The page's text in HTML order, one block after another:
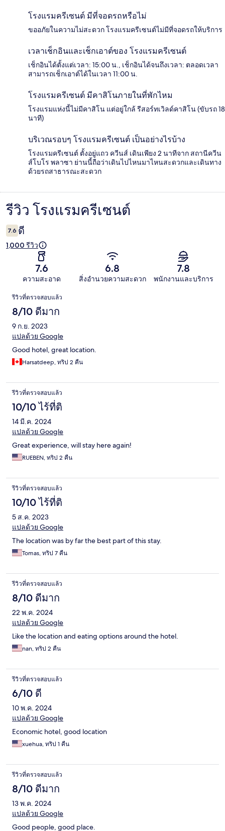
โรงแรมครีเซนต์ มีที่จอดรถหรือไม่
ขออภัยในความไม่สะดวก โรงแรมครีเซนต์ไม่มีที่จอดรถให้บริการ
เวลาเช็กอินและเช็กเอาต์ของ โรงแรมครีเซนต์
เช็กอินได้ตั้งแต่เวลา: 15:00 น., เช็กอินได้จนถึงเวลา: ตลอดเวลา
สามารถเช็กเอาต์ได้ในเวลา 11:00 น.
โรงแรมครีเซนต์ มีคาสิโนภายในที่พักไหม
โรงแรมแห่งนี้ไม่มีคาสิโน แต่อยู่ใกล้ รีสอร์ทเวิลด์คาสิโน (ขับรถ 18
นาที)
บริเวณรอบๆ โรงแรมครีเซนต์ เป็นอย่างไรบ้าง
โรงแรมครีเซนต์ ตั้งอยู่แถว ควีนส์ เดินเพียง 2 นาทีจาก สถานีควีน
ส์โบโร พลาซา ย่านนี้ถือว่าเดินไปไหนมาไหนสะดวกและเดินทาง
ด้วยรถสาธารณะสะดวก
รีวิว
รีวิว โรงแรมครีเซนต์
7.6 ดี
1,000 รีวิว
7.6
ความสะอาด
6.8
สิ่งอำนวยความสะดวก
7.8
พนักงานและบริการ
รีวิว
รีวิวที่ตรวจสอบแล้ว
8/10 ดีมาก
9 ก.ย. 2023
แปลด้วย Google
Good hotel, great location.
Harsatdeep, ทริป 2 คืน
รีวิวที่ตรวจสอบแล้ว
10/10 ไร้ที่ติ
14 มี.ค. 2024
แปลด้วย Google
Great experience, will stay here again!
RUEBEN, ทริป 2 คืน
รีวิวที่ตรวจสอบแล้ว
10/10 ไร้ที่ติ
5 ส.ค. 2023
แปลด้วย Google
The location was by far the best part of this stay.
Tomas, ทริป 7 คืน
รีวิวที่ตรวจสอบแล้ว
8/10 ดีมาก
22 พ.ค. 2024
แปลด้วย Google
Like the location and eating options around the hotel.
nan, ทริป 2 คืน
รีวิวที่ตรวจสอบแล้ว
6/10 ดี
10 พ.ค. 2024
แปลด้วย Google
Economic hotel, good location
xuehua, ทริป 1 คืน
รีวิวที่ตรวจสอบแล้ว
8/10 ดีมาก
13 พ.ค. 2024
แปลด้วย Google
Good people, good place.